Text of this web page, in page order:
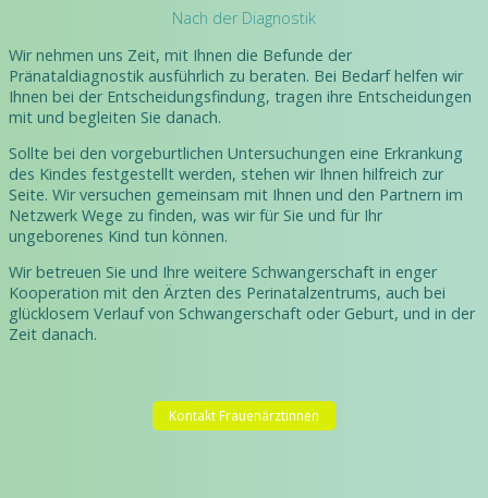
Nach der Diagnostik
Wir nehmen uns Zeit, mit Ihnen die Befunde der
Pränataldiagnostik ausführlich zu beraten. Bei Bedarf helfen wir
Ihnen bei der Entscheidungsfindung, tragen ihre Entscheidungen
mit und begleiten Sie danach.
Sollte bei den vorgeburtlichen Untersuchungen eine Erkrankung
des Kindes festgestellt werden, stehen wir Ihnen hilfreich zur
Seite. Wir versuchen gemeinsam mit Ihnen und den Partnern im
Netzwerk Wege zu finden, was wir für Sie und für Ihr
ungeborenes Kind tun können.
Wir betreuen Sie und Ihre weitere Schwangerschaft in enger
Kooperation mit den Ärzten des Perinatalzentrums, auch bei
glücklosem Verlauf von Schwangerschaft oder Geburt, und in der
Zeit danach.
Kontakt Frauenärztinnen